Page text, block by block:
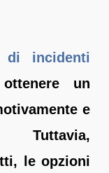
di incidenti
un
e
Tuttavia,
le opzioni